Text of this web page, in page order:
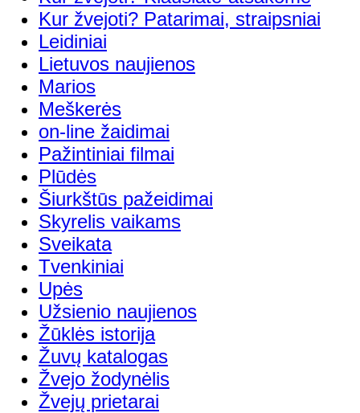
Kur žvejoti? Patarimai, straipsniai
Leidiniai
Lietuvos naujienos
Marios
Meškerės
on-line žaidimai
Pažintiniai filmai
Plūdės
Šiurkštūs pažeidimai
Skyrelis vaikams
Sveikata
Tvenkiniai
Upės
Užsienio naujienos
Žūklės istorija
Žuvų katalogas
Žvejo žodynėlis
Žvejų prietarai